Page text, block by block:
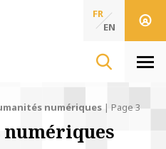
de l'Information & de
des Sciences
FR
EN
numériques| Page 3